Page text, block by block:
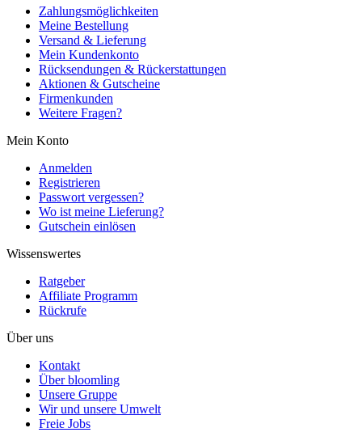
Zahlungsmöglichkeiten
Meine Bestellung
Versand & Lieferung
Mein Kundenkonto
Rücksendungen & Rückerstattungen
Aktionen & Gutscheine
Firmenkunden
Weitere Fragen?
Mein Konto
Anmelden
Registrieren
Passwort vergessen?
Wo ist meine Lieferung?
Gutschein einlösen
Wissenswertes
Ratgeber
Affiliate Programm
Rückrufe
Über uns
Kontakt
Über bloomling
Unsere Gruppe
Wir und unsere Umwelt
Freie Jobs